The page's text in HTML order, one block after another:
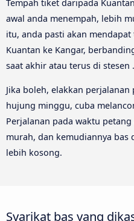
Tempah tiket daripada
awal anda menempah, lebih
itu, anda pasti akan
Kuantan ke Kangar,
saat akhir atau terus di stesen .
Jika boleh, elakkan
hujung minggu, cuba
Perjalanan pada waktu
murah, dan kemudiannya bas
lebih kosong.
Syarikat bas yang